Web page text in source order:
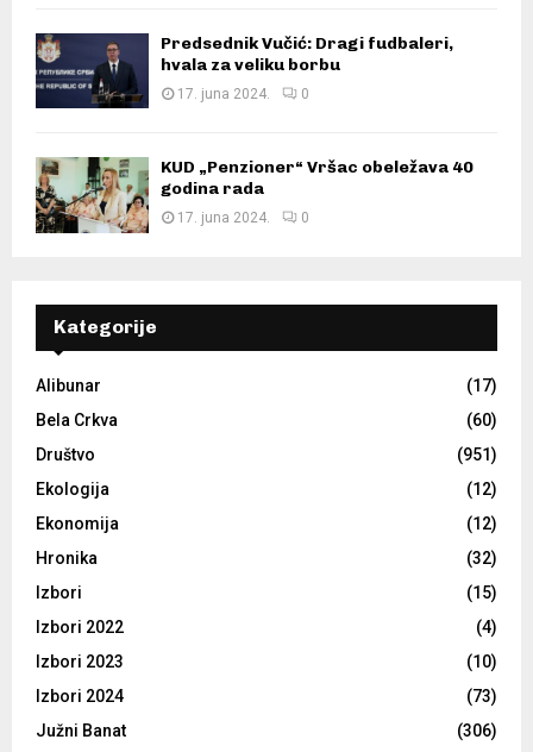
Predsednik Vučić: Dragi fudbaleri,
hvala za veliku borbu
17. juna 2024. 0
KUD „Penzioner“ Vršac obeležava 40
godina rada
17. juna 2024. 0
Kategorije
Alibunar
(17)
Bela Crkva
(60)
Društvo
(951)
Ekologija
(12)
Ekonomija
(12)
Hronika
(32)
Izbori
(15)
Izbori 2022
(4)
Izbori 2023
(10)
Izbori 2024
(73)
Južni Banat
(306)